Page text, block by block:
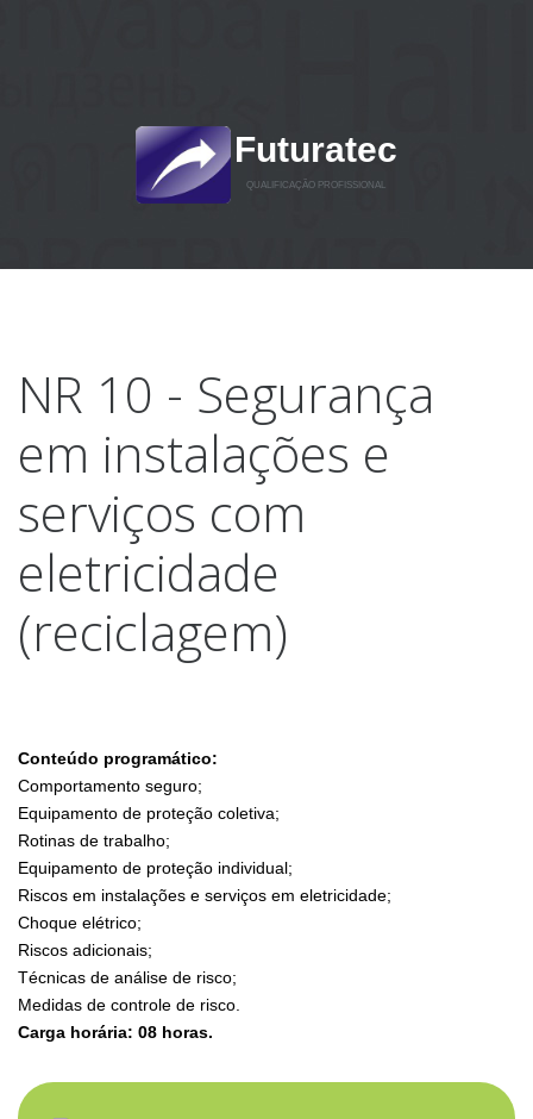
Futuratec
QUALIFICAÇÃO PROFISSIONAL
NR 10 - Segurança
em instalações e
serviços com
eletricidade
(reciclagem)
Conteúdo programático:
Comportamento seguro;
Equipamento de proteção coletiva;
Rotinas de trabalho;
Equipamento de proteção individual;
Riscos em instalações e serviços em eletricidade;
Choque elétrico;
Riscos adicionais;
Técnicas de análise de risco;
Medidas de controle de risco.
Carga horária: 08 horas.